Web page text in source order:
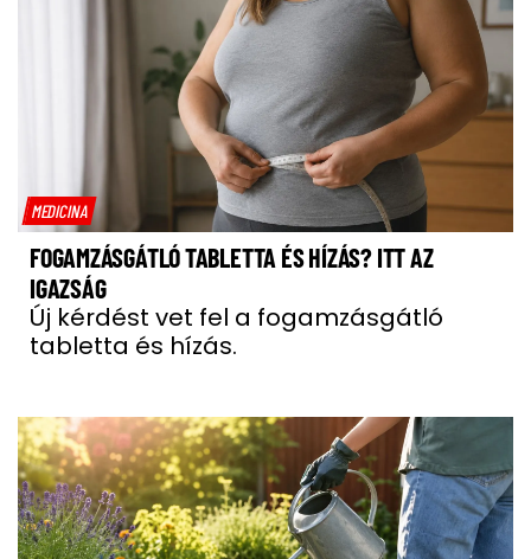
MEDICINA
FOGAMZÁSGÁTLÓ TABLETTA ÉS HÍZÁS? ITT AZ
IGAZSÁG
Új kérdést vet fel a fogamzásgátló
tabletta és hízás.